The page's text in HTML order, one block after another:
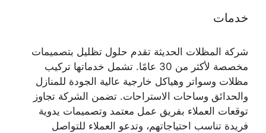
خدمات
شركة المظلات الحديثة تقدم حلول تظليل بتصميمات
مخصصة لأكثر من 30 عامًا. تشمل خدماتها تركيب
مظلات وسواتر وهياكل خارجية عالية الجودة للمنازل
والحدائق وساحات الاستراحات. تضمن الشركة تجاوز
توقعات العملاء بفريق عمل معتمد وتصميمات يدوية
فريدة تناسب احتياجاتهم، وتدعو العملاء للتواصل